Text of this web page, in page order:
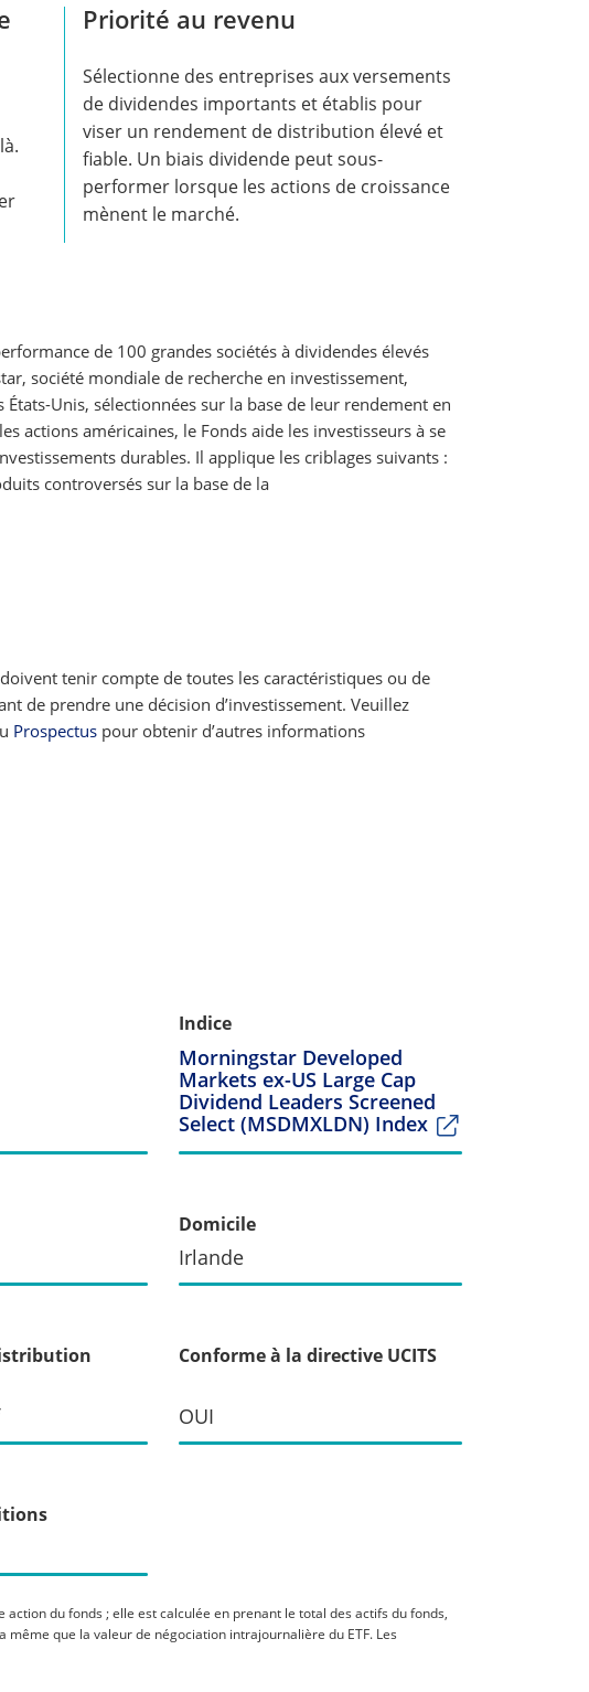
Priorité au revenu
Sélectionne des entreprises aux versements
de dividendes importants et établis pour
viser un rendement de distribution élevé et
fiable. Un biais dividende peut sous-
performer lorsque les actions de croissance
mènent le marché.
de 100 grandes sociétés à dividendes élevés
société mondiale de recherche en investissement,
Unis, sélectionnées sur la base de leur rendement en
actions américaines, le Fonds aide les investisseurs à se
durables. Il applique les criblages suivants :
controversés sur la base de la
tenir compte de toutes les caractéristiques ou de
de prendre une décision d’investissement. Veuillez
Prospectus pour obtenir d’autres informations
Indice
Morningstar Developed
Markets ex-US Large Cap
Dividend Leaders Screened
Select (MSDMXLDN) Index
Domicile
Irlande
Conforme à la directive UCITS
OUI
du fonds ; elle est calculée en prenant le total des actifs du fonds,
que la valeur de négociation intrajournalière du ETF. Les